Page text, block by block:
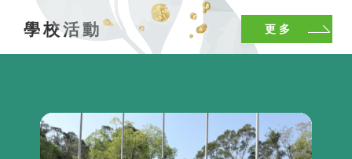
學校活動 更多